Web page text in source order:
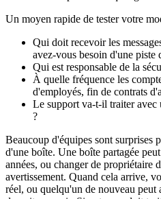
Un moyen rapide de tester votre
Qui doit recevoir les
avez-vous besoin d'une piste
Qui est responsable de la
À quelle fréquence les
d'employés, fin de contrats
Le support va-t-il traiter avec
?
Beaucoup d'équipes sont surprises
d'une boîte. Une boîte partagée
années, ou changer de propriétaire
avertissement. Quand cela arrive,
réel, ou quelqu'un de nouveau peut